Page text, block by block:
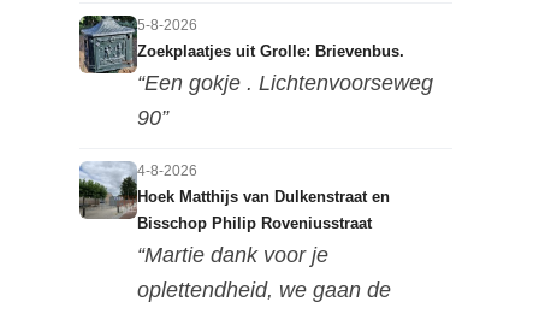
5-8-2026
Zoekplaatjes uit Grolle: Brievenbus.
“Een gokje . Lichtenvoorseweg
90”
4-8-2026
Hoek Matthijs van Dulkenstraat en
Bisschop Philip Roveniusstraat
“Martie dank voor je
oplettendheid, we gaan de